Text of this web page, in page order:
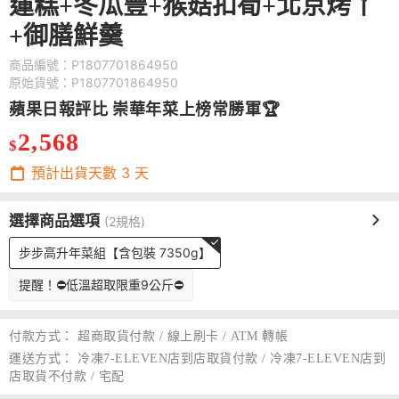
+御膳鮮羹
商品編號：P1807701864950
原始貨號：P1807701864950
蘋果日報評比 崇華年菜上榜常勝軍🏆
$2,568
預計出貨天數 3 天
選擇商品選項 (2規格)
步步高升年菜組【含包裝 7350g】
提醒！⛔低溫超取限重9公斤⛔
付款方式：
超商取貨付款 / 線上刷卡 / ATM 轉帳
運送方式：
冷凍7-ELEVEN店到店取貨付款 / 冷凍7-ELEVEN店到
店取貨不付款 / 宅配